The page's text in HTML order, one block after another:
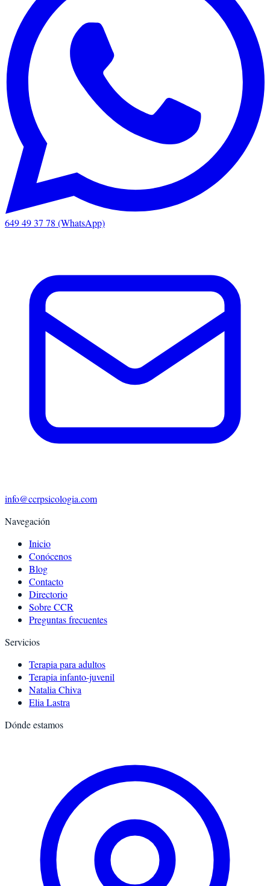
649 49 37 78 (WhatsApp)
info@ccrpsicologia.com
Navegación
Inicio
Conócenos
Blog
Contacto
Directorio
Sobre CCR
Preguntas frecuentes
Servicios
Terapia para adultos
Terapia infanto-juvenil
Natalia Chiva
Elia Lastra
Dónde estamos